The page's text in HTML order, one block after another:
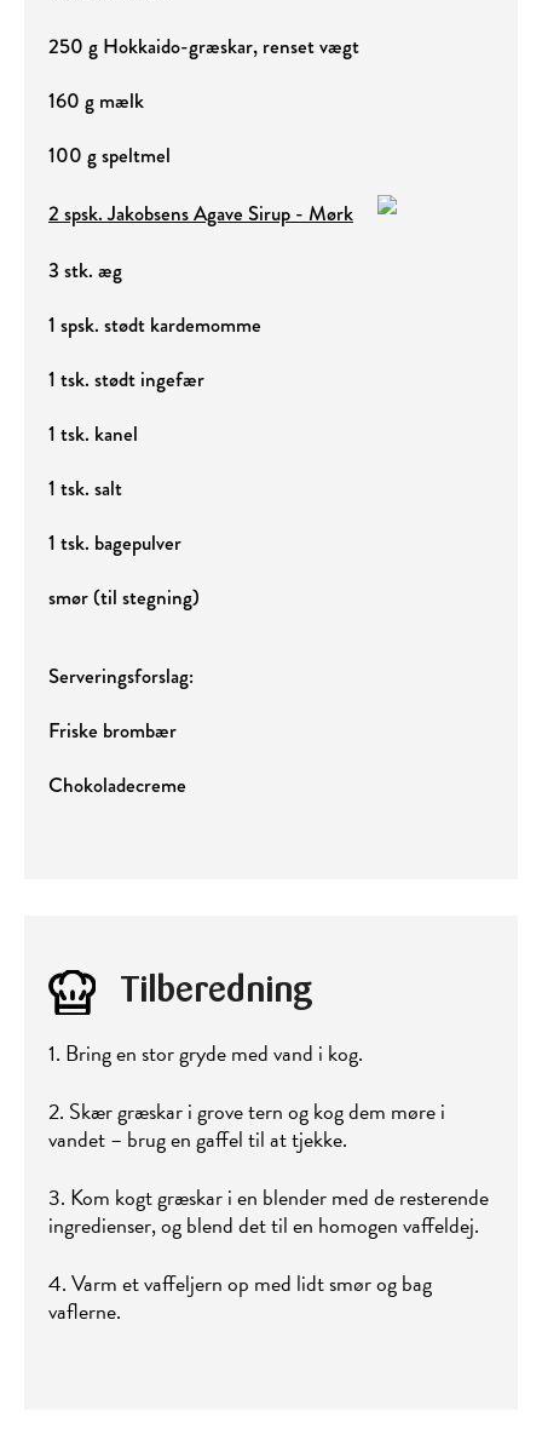
250 g Hokkaido-græskar, renset vægt
160 g mælk
100 g speltmel
2 spsk. Jakobsens Agave Sirup - Mørk
3 stk. æg
1 spsk. stødt kardemomme
1 tsk. stødt ingefær
1 tsk. kanel
1 tsk. salt
1 tsk. bagepulver
smør (til stegning)
Serveringsforslag:
Friske brombær
Chokoladecreme
Tilberedning
1. Bring en stor gryde med vand i kog.
2. Skær græskar i grove tern og kog dem møre i
vandet – brug en gaffel til at tjekke.
3. Kom kogt græskar i en blender med de resterende
ingredienser, og blend det til en homogen vaffeldej.
4. Varm et vaffeljern op med lidt smør og bag
vaflerne.